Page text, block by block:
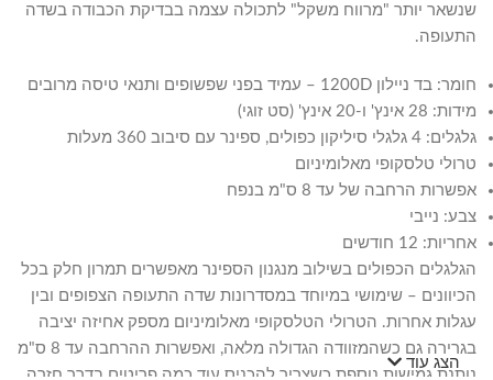
שנשאר יותר "מרווח משקל" לתכולה עצמה בבדיקת הכבודה בשדה
התעופה.
חומר: בד ניילון 1200D – עמיד בפני שפשופים ותנאי טיסה מרובים
מידות: 28 אינץ' ו-20 אינץ' (סט זוגי)
גלגלים: 4 גלגלי סיליקון כפולים, ספינר עם סיבוב 360 מעלות
טרולי טלסקופי מאלומיניום
אפשרות הרחבה של עד 8 ס"מ בנפח
צבע: נייבי
אחריות: 12 חודשים
הגלגלים הכפולים בשילוב מנגנון הספינר מאפשרים תמרון חלק בכל
הכיוונים – שימושי במיוחד במסדרונות שדה התעופה הצפופים ובין
עגלות אחרות. הטרולי הטלסקופי מאלומיניום מספק אחיזה יציבה
בגרירה גם כשהמזוודה הגדולה מלאה, ואפשרות ההרחבה עד 8 ס"מ
נותנת גמישות נוספת כשצריך להכניס עוד כמה פריטים בדרך חזרה
הצג עוד